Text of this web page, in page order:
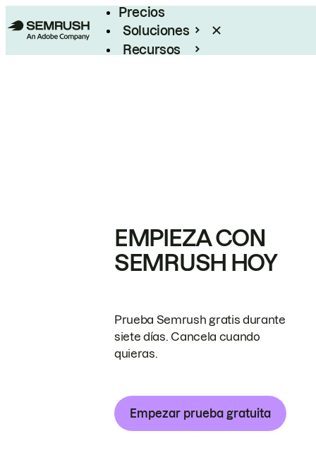
Precios
Soluciones
Recursos
EMPIEZA CON
SEMRUSH HOY
Prueba Semrush gratis durante
siete días. Cancela cuando
quieras.
Empezar prueba gratuita